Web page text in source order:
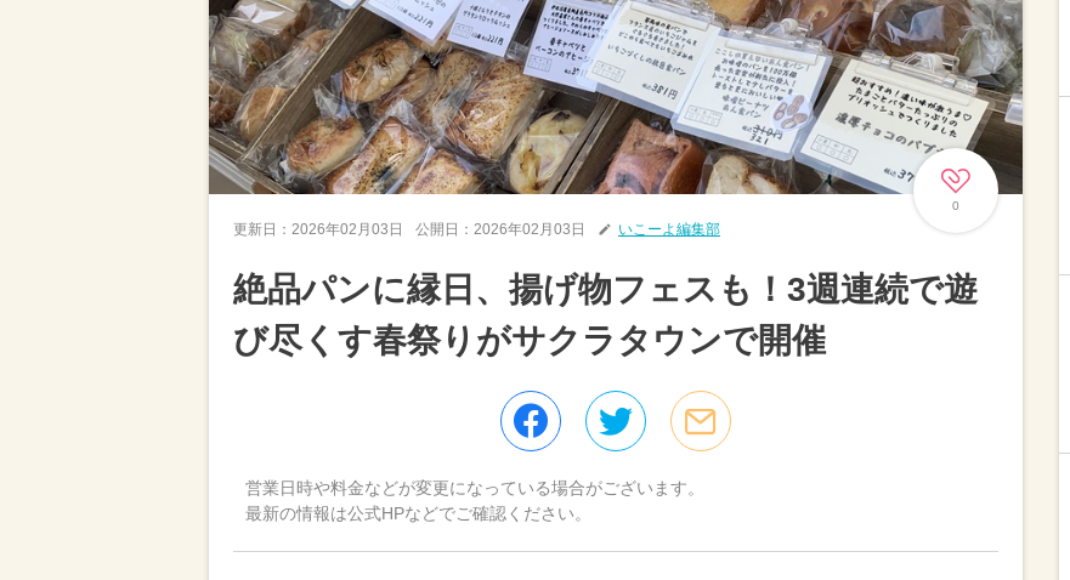
0
更新日： 2026年02月03日 公開日： 2026年02月03日 いこーよ編集部
絶品パンに縁日、揚げ物フェスも！3週連続で遊
び尽くす春祭りがサクラタウンで開催
営業日時や料金などが変更になっている場合がございます。
最新の情報は公式HPなどでご確認ください。